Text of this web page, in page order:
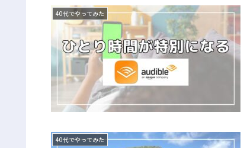
40代でやってみた
40代でやってみた